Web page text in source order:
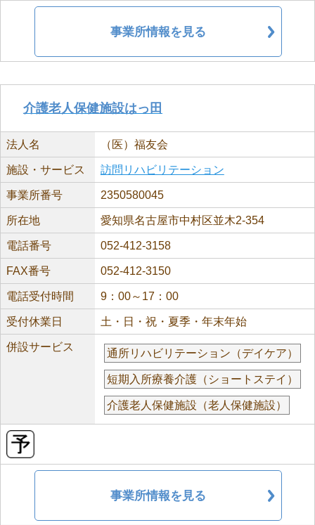
事業所情報を見る
介護老人保健施設はっ田
法人名 （医）福友会
施設・サービス 訪問リハビリテーション
事業所番号 2350580045
所在地 愛知県名古屋市中村区並木2-354
電話番号 052-412-3158
FAX番号 052-412-3150
電話受付時間 9：00～17：00
受付休業日 土・日・祝・夏季・年末年始
併設サービス
通所リハビリテーション（デイケア）
短期入所療養介護（ショートステイ）
介護老人保健施設（老人保健施設）
事業所情報を見る